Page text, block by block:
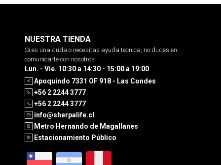
NUESTRA TIENDA
Si es una duda o necesitas ayuda tecnica, no dudes en
comunicarte con nosotros
Lun. - Vie. 10:30 a 14:30 - 15:00 a 19:00
Apoquindo 7331 OF 918 - Las Condes
+56 2 2244 3777
+56 2 2244 3777
info@sherpalife.cl
Metro Hernando de Magallanes
Estacionamiento Público